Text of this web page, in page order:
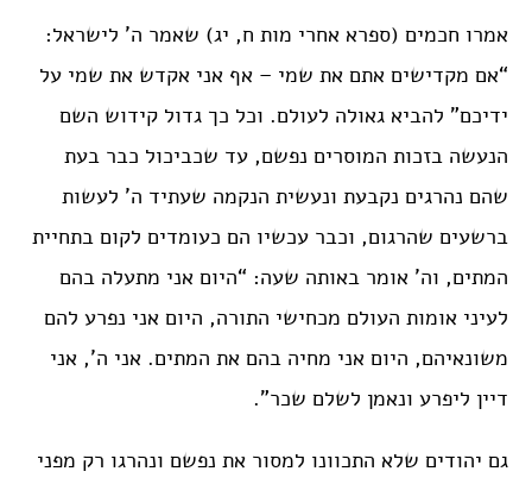
אמרו חכמים (ספרא אחרי מות ח, יג) שאמר ה’ לישראל:
“אם מקדישים אתם את שמי – אף אני אקדש את שמי על
ידיכם” להביא גאולה לעולם. וכל כך גדול קידוש השם
הנעשה בזכות המוסרים נפשם, עד שכביכול כבר בעת
שהם נהרגים נקבעת ונעשית הנקמה שעתיד ה’ לעשות
ברשעים שהרגום, וכבר עכשיו הם כעומדים לקום בתחיית
המתים, וה’ אומר באותה שעה: “היום אני מתעלה בהם
לעיני אומות העולם מכחישי התורה, היום אני נפרע להם
משונאיהם, היום אני מחיה בהם את המתים. אני ה’, אני
דיין ליפרע ונאמן לשלם שכר”.
גם יהודים שלא התכוונו למסור את נפשם ונהרגו רק מפני